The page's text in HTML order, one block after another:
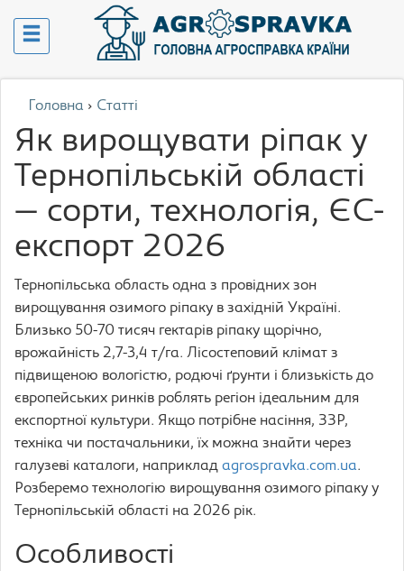
Головна › Статті
Як вирощувати ріпак у
Тернопільській області
— сорти, технологія, ЄС-
експорт 2026
Тернопільська область одна з провідних зон
вирощування озимого ріпаку в західній Україні.
Близько 50-70 тисяч гектарів ріпаку щорічно,
врожайність 2,7-3,4 т/га. Лісостеповий клімат з
підвищеною вологістю, родючі ґрунти і близькість до
європейських ринків роблять регіон ідеальним для
експортної культури. Якщо потрібне насіння, ЗЗР,
техніка чи постачальники, їх можна знайти через
галузеві каталоги, наприклад agrospravka.com.ua.
Розберемо технологію вирощування озимого ріпаку у
Тернопільській області на 2026 рік.
Особливості